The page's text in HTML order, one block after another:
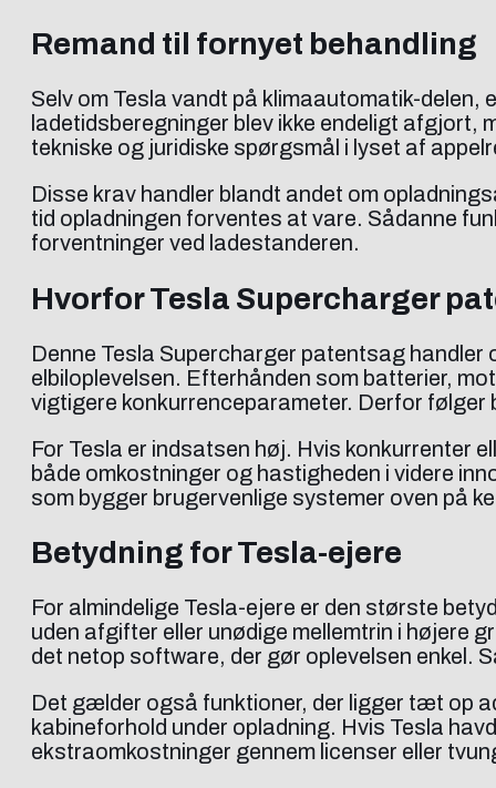
Remand til fornyet behandling
Selv om Tesla vandt på klimaautomatik-
ladetidsberegninger blev ikke endeligt afgjort,
tekniske og juridiske spørgsmål i lyset af
Disse krav handler blandt andet om
tid opladningen forventes at vare. Sådanne
forventninger ved ladestanderen.
Hvorfor Tesla Supercharger
Denne Tesla Supercharger patentsag handler
elbiloplevelsen. Efterhånden som batterier,
vigtigere konkurrenceparameter. Derfor
For Tesla er indsatsen høj. Hvis konkurrenter
både omkostninger og hastigheden i videre
som bygger brugervenlige systemer oven på
Betydning for Tesla-ejere
For almindelige Tesla-ejere er den største
uden afgifter eller unødige mellemtrin i højere
det netop software, der gør oplevelsen enkel.
Det gælder også funktioner, der ligger tæt op
kabineforhold under opladning. Hvis Tesla
ekstraomkostninger gennem licenser eller